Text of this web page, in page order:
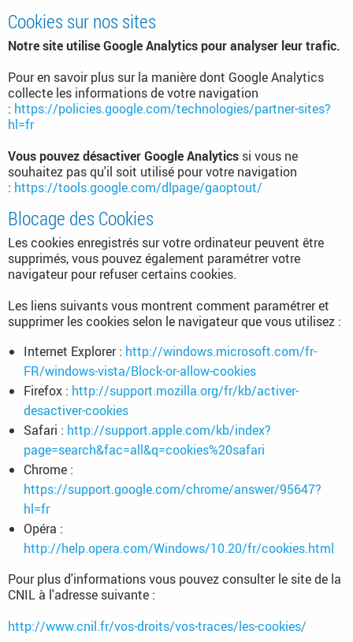
Cookies sur nos sites
Notre site utilise Google Analytics pour analyser leur trafic.
Pour en savoir plus sur la manière dont Google Analytics
collecte les informations de votre navigation
: https://policies.google.com/technologies/partner-sites?
hl=fr
Vous pouvez désactiver Google Analytics si vous ne
souhaitez pas qu'il soit utilisé pour votre navigation
: https://tools.google.com/dlpage/gaoptout/
Blocage des Cookies
Les cookies enregistrés sur votre ordinateur peuvent être
supprimés, vous pouvez également paramétrer votre
navigateur pour refuser certains cookies.
Les liens suivants vous montrent comment paramétrer et
supprimer les cookies selon le navigateur que vous utilisez :
Internet Explorer : http://windows.microsoft.com/fr-
FR/windows-vista/Block-or-allow-cookies
Firefox : http://support.mozilla.org/fr/kb/activer-
desactiver-cookies
Safari : http://support.apple.com/kb/index?
page=search&fac=all&q=cookies%20safari
Chrome :
https://support.google.com/chrome/answer/95647?
hl=fr
Opéra :
http://help.opera.com/Windows/10.20/fr/cookies.html
Pour plus d'informations vous pouvez consulter le site de la
CNIL à l'adresse suivante :
http://www.cnil.fr/vos-droits/vos-traces/les-cookies/